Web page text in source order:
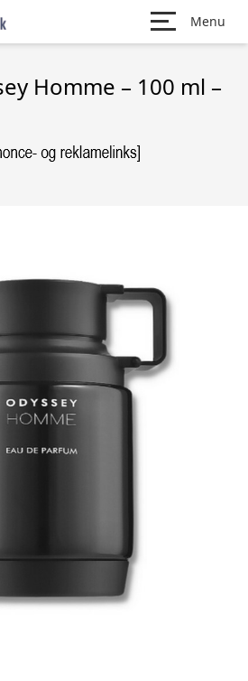
Menu
Homme – 100 ml –